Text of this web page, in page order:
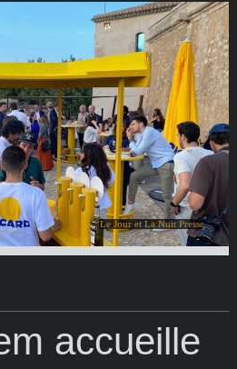
Le Jour et La Nuit Presse
accueille